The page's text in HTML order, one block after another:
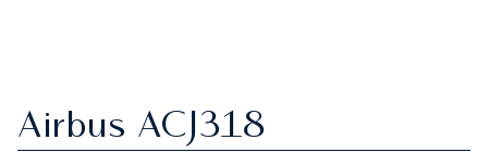
Airbus ACJ318